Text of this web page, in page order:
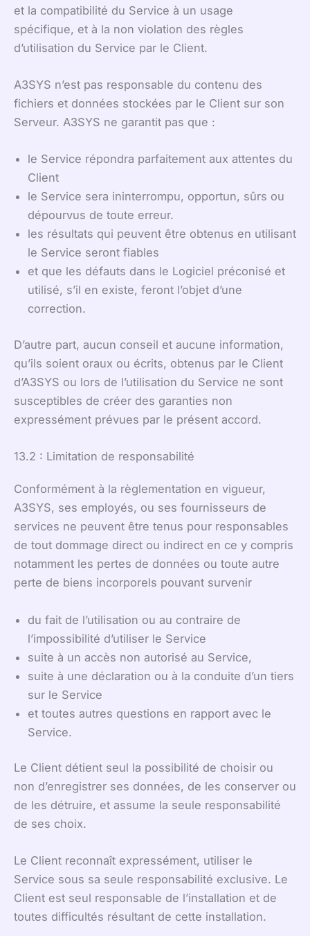
et la compatibilité du Service à un usage
spécifique, et à la non violation des règles
d’utilisation du Service par le Client.
A3SYS n’est pas responsable du contenu des
fichiers et données stockées par le Client sur son
Serveur. A3SYS ne garantit pas que :
le Service répondra parfaitement aux attentes du
Client
le Service sera ininterrompu, opportun, sûrs ou
dépourvus de toute erreur.
les résultats qui peuvent être obtenus en utilisant
le Service seront fiables
et que les défauts dans le Logiciel préconisé et
utilisé, s’il en existe, feront l’objet d’une
correction.
D’autre part, aucun conseil et aucune information,
qu’ils soient oraux ou écrits, obtenus par le Client
d’A3SYS ou lors de l’utilisation du Service ne sont
susceptibles de créer des garanties non
expressément prévues par le présent accord.
13.2 : Limitation de responsabilité
Conformément à la règlementation en vigueur,
A3SYS, ses employés, ou ses fournisseurs de
services ne peuvent être tenus pour responsables
de tout dommage direct ou indirect en ce y compris
notamment les pertes de données ou toute autre
perte de biens incorporels pouvant survenir
du fait de l’utilisation ou au contraire de
l’impossibilité d’utiliser le Service
suite à un accès non autorisé au Service,
suite à une déclaration ou à la conduite d’un tiers
sur le Service
et toutes autres questions en rapport avec le
Service.
Le Client détient seul la possibilité de choisir ou
non d’enregistrer ses données, de les conserver ou
de les détruire, et assume la seule responsabilité
de ses choix.
Le Client reconnaît expressément, utiliser le
Service sous sa seule responsabilité exclusive. Le
Client est seul responsable de l’installation et de
toutes difficultés résultant de cette installation.